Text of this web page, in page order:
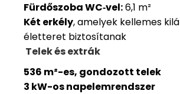
Fürdőszoba WC‑vel:6,1 m²
Két erkély, amelyek kellemes
életteret biztosítanak
Telek és extrák
536 m²-es, gondozott telek
3 kW-os napelemrendszer